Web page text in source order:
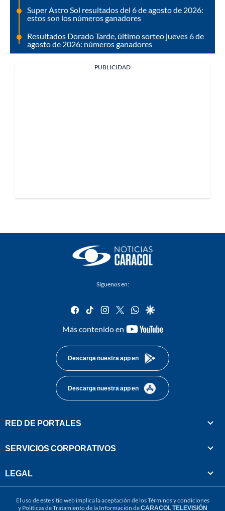
Super Astro Sol resultados del 6 de agosto de 2026:
estos son los números ganadores
Resultados Dorado Tarde, último sorteo jueves 6 de
agosto de 2026: números ganadores
PUBLICIDAD
Síguenos en:
facebook
tiktok instagram
twitterwhatsapp
google
Más contenido en
youtube-
Descarga nuestra app en
Descarga nuestra app en
RED DE PORTALES
SERVICIOS CORPORATIVOS
LEGAL
El uso de este sitio web implica la aceptación de losTérminos y condiciones
y Políticas de Tratamiento de la Información deCARACOL TELEVISIÓN